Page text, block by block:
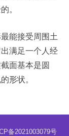
。
能接受周围土
满足一个人经
面基本是圆
形状。
备2021003079号